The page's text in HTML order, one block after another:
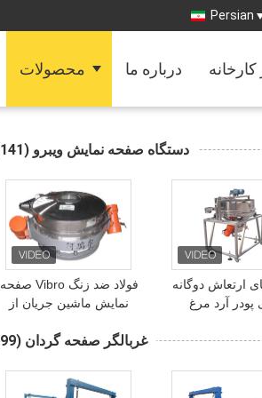
Persian
محصولات درباره ما کارخانه
دستگاه صفحه نمایش ویبرو (141)
فولاد ضد زنگ Vibro صفحه
نمایش ماشین جریان از
ناخالصی آرد
ارتعاش دوگانه
پودر آرد مرغ
غربالگر صفحه گردان (99)